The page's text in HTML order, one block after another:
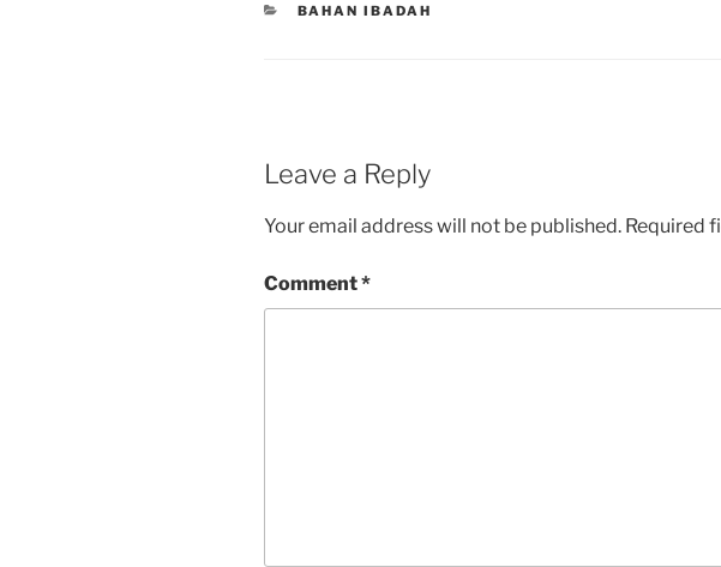
CATEGORIES
BAHAN IBADAH
Leave a Reply
Your email address will not be published. Required
Comment*